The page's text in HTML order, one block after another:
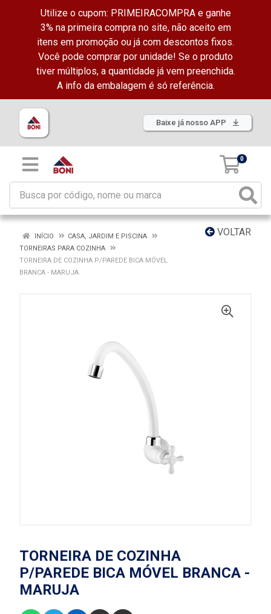
Utilize o cupom: PRIMEIRACOMPRA e ganhe
3% na primeira compra no site, não aceito em
itens em promoção ou já com descontos fixos.
Você pode comprar por unidade! Se o produto
tiver múltiplos, a quantidade já vem preenchida.
A info da embalagem é só referência.
Baixe já nosso APP
0
VOLTAR
INÍCIO
CASA, JARDIM E PISCINA
TORNEIRAS PARA COZINHA
TORNEIRA DE COZINHA P/PAREDE BICA MÓVEL
BRANCA - MARUJA
TORNEIRA DE COZINHA
P/PAREDE BICA MÓVEL BRANCA -
MARUJA